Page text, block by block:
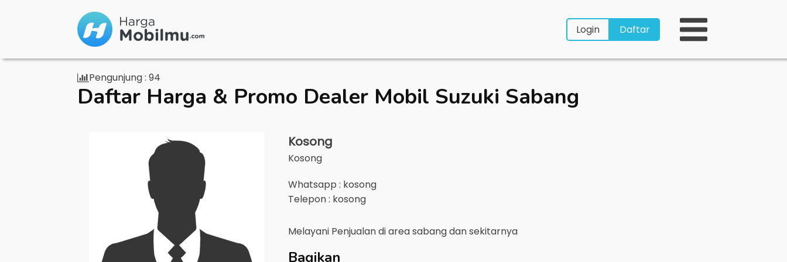
Login Daftar
Pengunjung : 94
Daftar Harga & Promo Dealer Mobil Suzuki Sabang
Kosong
Kosong
Whatsapp : kosong
Telepon : kosong
Melayani Penjualan di areasabangdan sekitarnya
Bagikan